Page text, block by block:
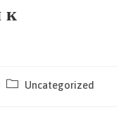
к
PostUncategorized